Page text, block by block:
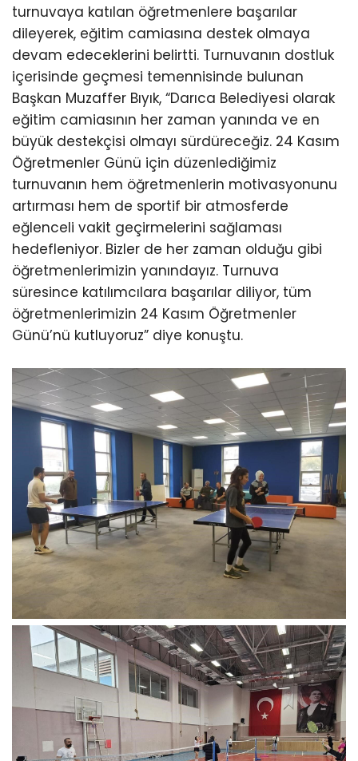
turnuvaya katılan öğretmenlere başarılar
dileyerek, eğitim camiasına destek olmaya
devam edeceklerini belirtti. Turnuvanın dostluk
içerisinde geçmesi temennisinde bulunan
Başkan Muzaffer Bıyık, “Darıca Belediyesi olarak
eğitim camiasının her zaman yanında ve en
büyük destekçisi olmayı sürdüreceğiz. 24 Kasım
Öğretmenler Günü için düzenlediğimiz
turnuvanın hem öğretmenlerin motivasyonunu
artırması hem de sportif bir atmosferde
eğlenceli vakit geçirmelerini sağlaması
hedefleniyor. Bizler de her zaman olduğu gibi
öğretmenlerimizin yanındayız. Turnuva
süresince katılımcılara başarılar diliyor, tüm
öğretmenlerimizin 24 Kasım Öğretmenler
Günü’nü kutluyoruz” diye konuştu.